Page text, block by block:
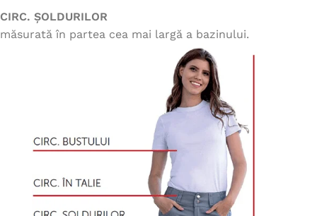
CIRC. ȘOLDURILOR
măsurată în partea cea mai largă a bazinului.